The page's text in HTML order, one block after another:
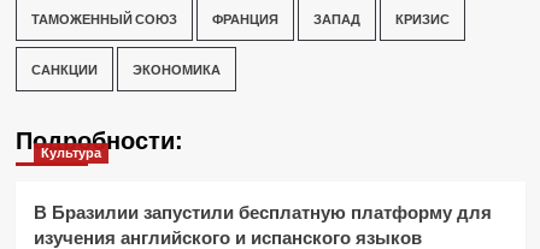
ТАМОЖЕННЫЙ СОЮЗ ФРАНЦИЯ ЗАПАД КРИЗИС
САНКЦИИ ЭКОНОМИКА
Подробности:
Культура
В Бразилии запустили бесплатную платформу для
изучения английского и испанского языков